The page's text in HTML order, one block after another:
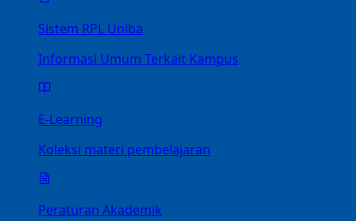
Sistem RPL Uniba
Informasi Umum Terkait Kampus
E-Learning
Koleksi materi pembelajaran
Peraturan Akademik